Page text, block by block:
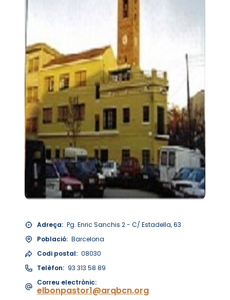
Adreça: Pg. Enric Sanchis 2 - C/ Estadella, 63
Població: Barcelona
Codi postal: 08030
Telèfon: 93 313 58 89
Correu electrònic:
elbonpastor1@arqbcn.org